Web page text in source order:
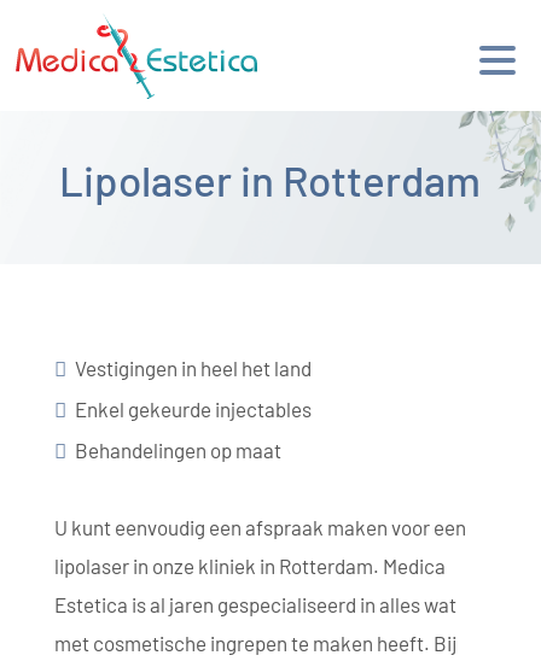
Lipolaser in Rotterdam
Vestigingen in heel het land
Enkel gekeurde injectables
Behandelingen op maat
U kunt eenvoudig een afspraak maken voor een
lipolaser in onze kliniek in Rotterdam. Medica
Estetica is al jaren gespecialiseerd in alles wat
met cosmetische ingrepen te maken heeft. Bij